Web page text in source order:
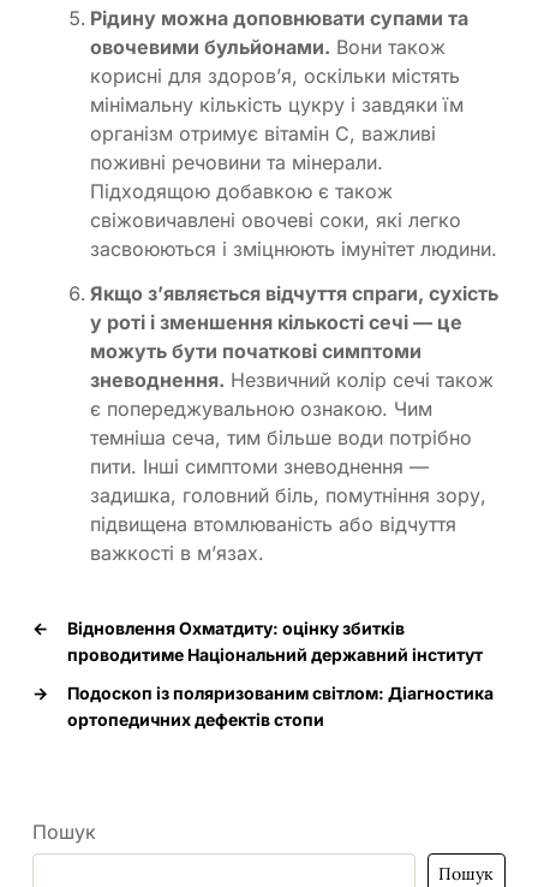
Рідину можна доповнювати супами та
овочевими бульйонами. Вони також
корисні для здоров’я, оскільки містять
мінімальну кількість цукру і завдяки їм
організм отримує вітамін С, важливі
поживні речовини та мінерали.
Підходящою добавкою є також
свіжовичавлені овочеві соки, які легко
засвоюються і зміцнюють імунітет людини.
Якщо з’являється відчуття спраги, сухість
у роті і зменшення кількості сечі — це
можуть бути початкові симптоми
зневоднення. Незвичний колір сечі також
є попереджувальною ознакою. Чим
темніша сеча, тим більше води потрібно
пити. Інші симптоми зневоднення —
задишка, головний біль, помутніння зору,
підвищена втомлюваність або відчуття
важкості в м’язах.
←
Відновлення Охматдиту: оцінку збитків
проводитиме Національний державний інститут
→
Подоскоп із поляризованим світлом: Діагностика
ортопедичних дефектів стопи
Пошук
Пошук